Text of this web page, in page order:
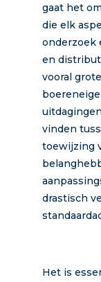
gaat het
die elk
onderzoek
en
vooral
vinden
toewijzing
drastisch
Het is